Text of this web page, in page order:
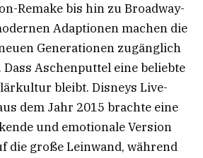
Remake bis hin zu Broadway-
Adaptionen machen die
Generationen zugänglich
Aschenputtel eine beliebte
bleibt. Disneys Live-
dem Jahr 2015 brachte eine
und emotionale Version
die große Leinwand, während